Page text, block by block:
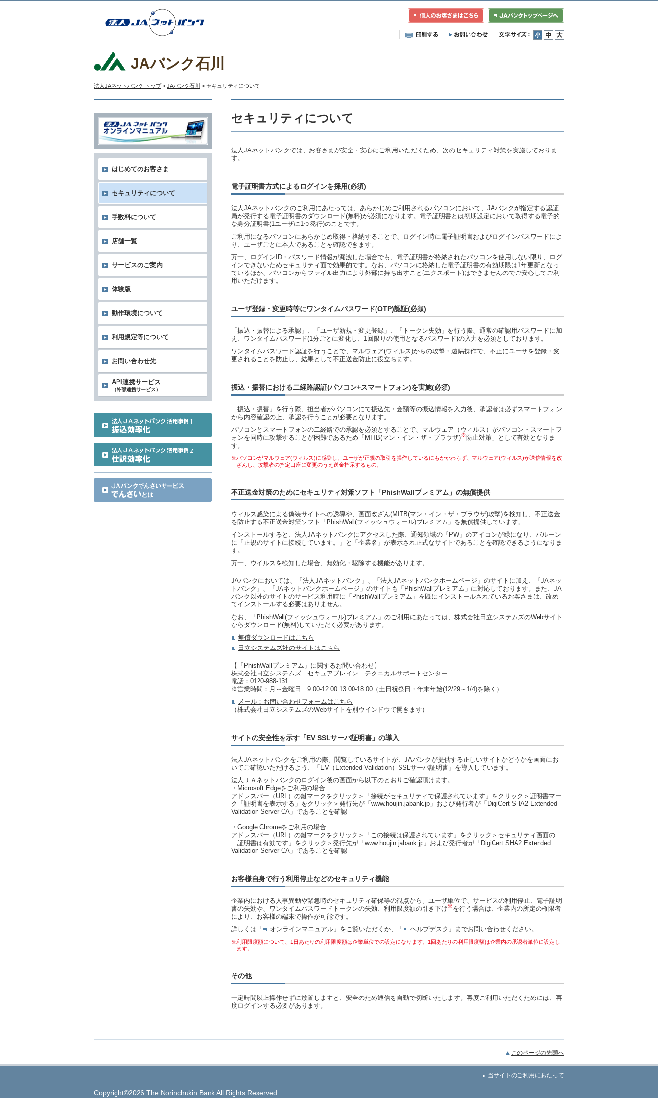
小 中 大
JAバンク石川
法人JAネットバンク トップ > JAバンク石川 > セキュリティについて
セキュリティについて
法人JAネットバンクでは、お客さまが安全・安心にご利用いただくため、次のセキュリティ対策を実施しておりま
す。
電子証明書方式によるログインを採用(必須)
法人JAネットバンクのご利用にあたっては、あらかじめご利用されるパソコンにおいて、JAバンクが指定する認証
局が発行する電子証明書のダウンロード(無料)が必須になります。電子証明書とは初期設定において取得する電子的
な身分証明書(1ユーザに1つ発行)のことです。
ご利用になるパソコンにあらかじめ取得・格納することで、ログイン時に電子証明書およびログインパスワードによ
り、ユーザごとに本人であることを確認できます。
万一、ログインID・パスワード情報が漏洩した場合でも、電子証明書が格納されたパソコンを使用しない限り、ログ
インできないためセキュリティ面で効果的です。なお、パソコンに格納した電子証明書の有効期限は1年更新となっ
ているほか、パソコンからファイル出力により外部に持ち出すこと(エクスポート)はできませんのでご安心してご利
用いただけます。
ユーザ登録・変更時等にワンタイムパスワード(OTP)認証(必須)
「振込・振替による承認」、「ユーザ新規・変更登録」、「トークン失効」を行う際、通常の確認用パスワードに加
え、ワンタイムパスワード(1分ごとに変化し、1回限りの使用となるパスワード)の入力を必須としております。
ワンタイムパスワード認証を行うことで、マルウェア(ウィルス)からの攻撃・遠隔操作で、不正にユーザを登録・変
更されることを防止し、結果として不正送金防止に役立ちます。
振込・振替における二経路認証(パソコン+スマートフォン)を実施(必須)
「振込・振替」を行う際、担当者がパソコンにて振込先・金額等の振込情報を入力後、承認者は必ずスマートフォン
から内容確認の上、承認を行うことが必要となります。
パソコンとスマートフォンの二経路での承認を必須とすることで、マルウェア（ウィルス）がパソコン・スマートフ
ォンを同時に攻撃することが困難であるため「MITB(マン・イン・ザ・ブラウザ)※防止対策」として有効となりま
す。
※パソコンがマルウェア(ウィルス)に感染し、ユーザが正規の取引を操作しているにもかかわらず、マルウェア(ウィルス)が送信情報を改
ざんし、攻撃者の指定口座に変更のうえ送金指示するもの。
不正送金対策のためにセキュリティ対策ソフト「PhishWallプレミアム」の無償提供
ウィルス感染による偽装サイトへの誘導や、画面改ざん(MITB(マン・イン・ザ・ブラウザ)攻撃)を検知し、不正送金
を防止する不正送金対策ソフト「PhishWall(フィッシュウォール)プレミアム」を無償提供しています。
インストールすると、法人JAネットバンクにアクセスした際、通知領域の「PW」のアイコンが緑になり、バルーン
に「正規のサイトに接続しています。」と「企業名」が表示され正式なサイトであることを確認できるようになりま
す。
万一、ウイルスを検知した場合、無効化・駆除する機能があります。
JAバンクにおいては、「法人JAネットバンク」、「法人JAネットバンクホームページ」のサイトに加え、「JAネッ
トバンク」、「JAネットバンクホームページ」のサイトも「PhishWallプレミアム」に対応しております。また、JA
バンク以外のサイトのサービス利用時に「PhishWallプレミアム」を既にインストールされているお客さまは、改め
てインストールする必要はありません。
なお、「PhishWall(フィッシュウォール)プレミアム」のご利用にあたっては、株式会社日立システムズのWebサイト
からダウンロード(無料)していただく必要があります。
無償ダウンロードはこちら
日立システムズ社のサイトはこちら
【「PhishWallプレミアム」に関するお問い合わせ】
株式会社日立システムズ セキュアブレイン テクニカルサポートセンター
電話：0120-988-131
※営業時間：月～金曜日 9:00-12:00 13:00-18:00（土日祝祭日・年末年始(12/29～1/4)を除く）
メール：お問い合わせフォームはこちら
（株式会社日立システムズのWebサイトを別ウインドウで開きます）
サイトの安全性を示す「EV SSLサーバ証明書」の導入
法人JAネットバンクをご利用の際、閲覧しているサイトが、JAバンクが提供する正しいサイトかどうかを画面にお
いてご確認いただけるよう、「EV（Extended Validation）SSLサーバ証明書」を導入しています。
法人ＪＡネットバンクのログイン後の画面から以下のとおりご確認頂けます。
・Microsoft Edgeをご利用の場合
アドレスバー（URL）の鍵マークをクリック＞「接続がセキュリティで保護されています」をクリック＞証明書マー
ク「証明書を表示する」をクリック＞発行先が「www.houjin.jabank.jp」および発行者が「DigiCert SHA2 Extended
Validation Server CA」であることを確認
・Google Chromeをご利用の場合
アドレスバー（URL）の鍵マークをクリック＞「この接続は保護されています」をクリック＞セキュリティ画面の
「証明書は有効です」をクリック＞発行先が「www.houjin.jabank.jp」および発行者が「DigiCert SHA2 Extended
Validation Server CA」であることを確認
お客様自身で行う利用停止などのセキュリティ機能
企業内における人事異動や緊急時のセキュリティ確保等の観点から、ユーザ単位で、サービスの利用停止、電子証明
書の失効や、ワンタイムパスワードトークンの失効、利用限度額の引き下げ※を行う場合は、企業内の所定の権限者
により、お客様の端末で操作が可能です。
詳しくは「
オンラインマニュアル 」をご覧いただくか、「 ヘルプデスク 」までお問い合わせください。
※利用限度額について、1日あたりの利用限度額は企業単位での設定になります。1回あたりの利用限度額は企業内の承認者単位に設定し
ます。
その他
一定時間以上操作せずに放置しますと、安全のため通信を自動で切断いたします。再度ご利用いただくためには、再
度ログインする必要があります。
はじめてのお客さま
セキュリティについて
手数料について
店舗一覧
サービスのご案内
体験版
動作環境について
利用規定等について
お問い合わせ先
API連携サービス
（外部連携サービス）
このページの先頭へ
当サイトのご利用にあたって
Copyright©2026 The Norinchukin Bank All Rights Reserved.